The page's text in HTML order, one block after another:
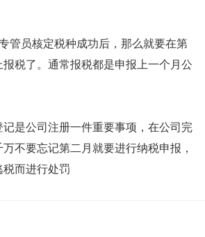
员核定税种成功后，那么就要在第
税了。通常报税都是申报上一个月公
是公司注册一件重要事项，在公司完
不要忘记第二月就要进行纳税申报，
而进行处罚